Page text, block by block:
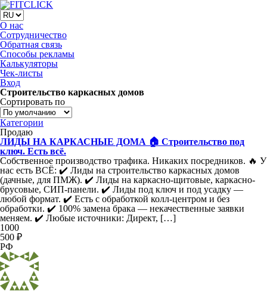
О нас
Сотрудничество
Обратная связь
Способы рекламы
Калькуляторы
Чек-листы
Вход
Строительство каркасных домов
Сортировать по
Категории
Продаю
ЛИДЫ НА КАРКАСНЫЕ ДОМА 🏠 Строительство под
ключ. Есть всё.
Собственное производство трафика. Никаких посредников. 🔥 У
нас есть ВСЁ: ✔️ Лиды на строительство каркасных домов
(дачные, для ПМЖ). ✔️ Лиды на каркасно-щитовые, каркасно-
брусовые, СИП-панели. ✔️ Лиды под ключ и под усадку —
любой формат. ✔️ Есть с обработкой колл-центром и без
обработки. ✔️ 100% замена брака — некачественные заявки
меняем. ✔️ Любые источники: Директ, […]
1000
500 ₽
РФ